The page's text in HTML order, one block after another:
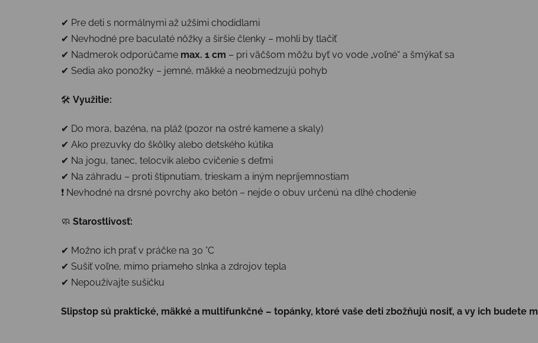
✔ Pre deti s normálnymi až užšími chodidlami
✔ Nevhodné pre baculaté nôžky a širšie členky – mohli by tlačiť
✔ Nadmerok odporúčame max. 1 cm – pri väčšom môžu byť vo vode „voľné“ a šmýkať sa
✔ Sedia ako ponožky – jemné, mäkké a neobmedzujú pohyb
🛠 Využitie:
✔ Do mora, bazéna, na pláž (pozor na ostré kamene a skaly)
✔ Ako prezuvky do škôlky alebo detského kútika
✔ Na jogu, tanec, telocvik alebo cvičenie s deťmi
✔ Na záhradu – proti štipnutiam, trieskam a iným nepríjemnostiam
❗ Nevhodné na drsné povrchy ako betón – nejde o obuv určenú na dlhé chodenie
🧼 Starostlivosť:
✔ Možno ich prať v práčke na 30 °C
✔ Sušiť voľne, mimo priameho slnka a zdrojov tepla
✔ Nepoužívajte sušičku
Slipstop sú praktické, mäkké a multifunkčné – topánky, ktoré vaše deti zbožňujú nosiť, a vy ich budete